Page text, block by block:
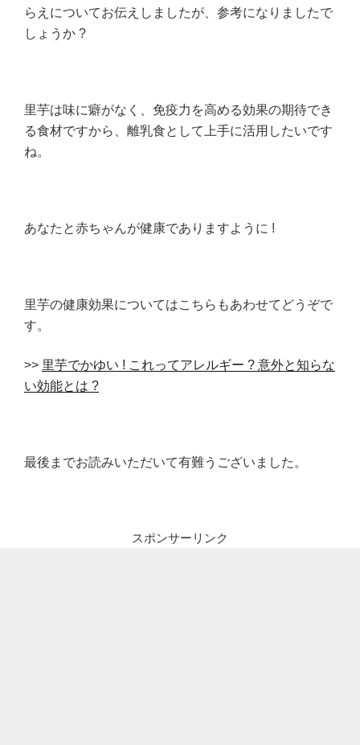
らえについてお伝えしましたが、参考になりましたで
しょうか ?
里芋は味に癖がなく、免疫力を高める効果の期待でき
る食材ですから、離乳食として上手に活用したいです
ね。
あなたと赤ちゃんが健康でありますように !
里芋の健康効果についてはこちらもあわせてどうぞで
す。
>> 里芋でかゆい ! これってアレルギー ? 意外と知らな
い効能とは ?
最後までお読みいただいて有難うございました。
スポンサーリンク